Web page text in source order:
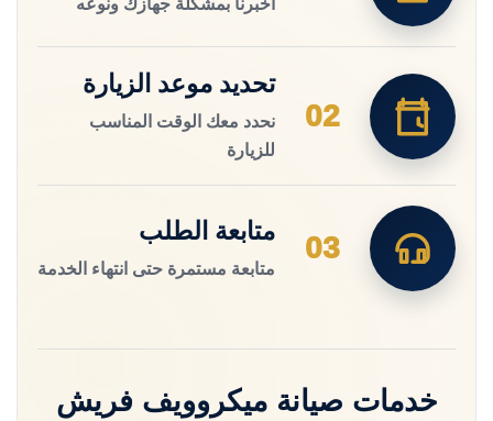
02
تحديد موعد الزيارة
نحدد معك الوقت المناسب
للزيارة
03
متابعة الطلب
متابعة مستمرة حتى انتهاء الخدمة
خدمات صيانة ميكروويف فريش